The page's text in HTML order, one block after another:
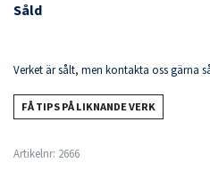
Såld
Verket är sålt, men kontakta oss gärna
FÅ TIPS PÅ LIKNANDE VERK
Artikelnr: 2666